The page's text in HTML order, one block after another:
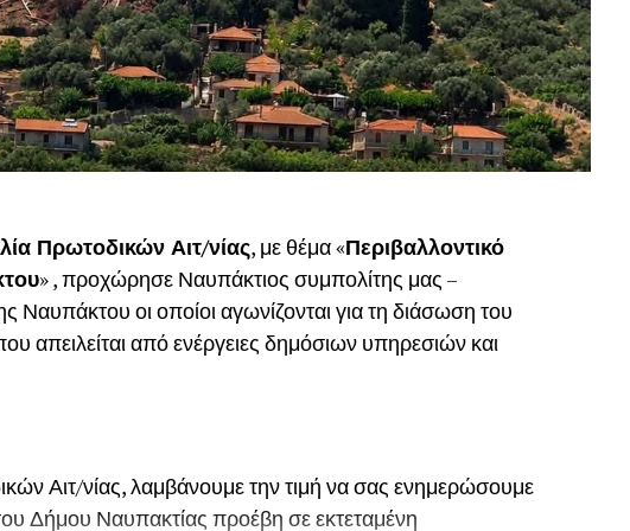
Πρωτοδικών Αιτ/νίας, με θέμα «Περιβαλλοντικό
» , προχώρησε Ναυπάκτιος συμπολίτης μας –
οι οποίοι αγωνίζονται για τη διάσωση του
απειλείται από ενέργειες δημόσιων υπηρεσιών και
Αιτ/νίας, λαμβάνουμε την τιμή να σας ενημερώσουμε
του Δήμου Ναυπακτίας προέβη σε εκτεταμένη